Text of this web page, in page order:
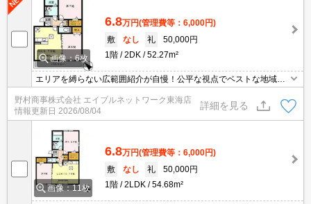
画像：6枚
6.8万円(管理費等：6,000円)
敷
なし 礼
50,000円
1階
2DK 52.27m²
エリアを縛らない広範囲紹介が自慢！公平な視点でベストな地域を
ご提案します。現地集合・オンライン対応！
野村商事株式会社 エイブルネットワーク東海店
情報更新日 2026/08/04
詳細を見る
画像：11枚
6.8万円(管理費等：6,000円)
敷
なし 礼
50,000円
1階
2LDK 54.68m²